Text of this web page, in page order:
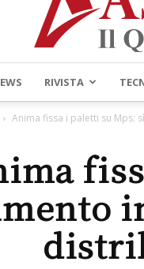
RIVISTA
Anima fissa i paletti su Mps: